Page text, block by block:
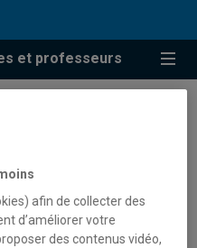
et professeurs
pour
» afin de collecter des
d’améliorer votre
des contenus vidéo,